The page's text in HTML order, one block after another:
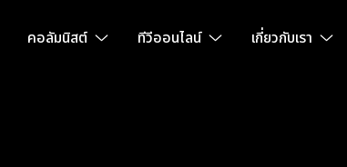
คอลัมนิสต์ ทีวีออนไลน์ เกี่ยวกับเรา